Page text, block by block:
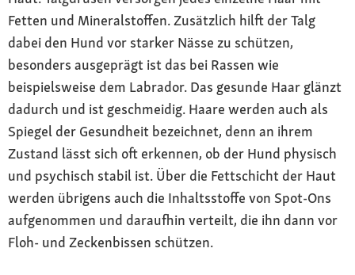
Fetten und Mineralstoffen. Zusätzlich hilft der Talg
dabei den Hund vor starker Nässe zu schützen,
besonders ausgeprägt ist das bei Rassen wie
beispielsweise dem Labrador. Das gesunde Haar glänzt
dadurch und ist geschmeidig. Haare werden auch als
Spiegel der Gesundheit bezeichnet, denn an ihrem
Zustand lässt sich oft erkennen, ob der Hund physisch
und psychisch stabil ist. Über die Fettschicht der Haut
werden übrigens auch die Inhaltsstoffe von Spot-Ons
aufgenommen und daraufhin verteilt, die ihn dann vor
Floh- und Zeckenbissen schützen.